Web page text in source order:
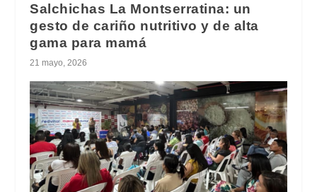
Salchichas La Montserratina: un
gesto de cariño nutritivo y de alta
gama para mamá
21 mayo, 2026